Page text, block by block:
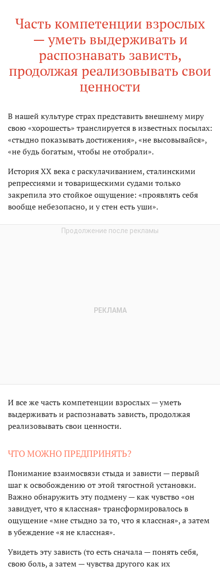
Часть компетенции взрослых
— уметь выдерживать и
распознавать зависть,
продолжая реализовывать свои
ценности
В нашей культуре страх представить внешнему миру
свою «хорошесть» транслируется в известных посылах:
«стыдно показывать достижения», «не высовывайся»,
«не будь богатым, чтобы не отобрали».
История ХХ века с раскулачиванием, сталинскими
репрессиями и товарищескими судами только
закрепила это стойкое ощущение: «проявлять себя
вообще небезопасно, и у стен есть уши».
И все же часть компетенции взрослых — уметь
выдерживать и распознавать зависть, продолжая
реализовывать свои ценности.
ЧТО МОЖНО ПРЕДПРИНЯТЬ?
Понимание взаимосвязи стыда и зависти — первый
шаг к освобождению от этой тягостной установки.
Важно обнаружить эту подмену — как чувство «он
завидует, что я классная» трансформировалось в
ощущение «мне стыдно за то, что я классная», а затем
в убеждение «я не классная».
Увидеть эту зависть (то есть сначала — понять себя,
свою боль, а затем — чувства другого как их